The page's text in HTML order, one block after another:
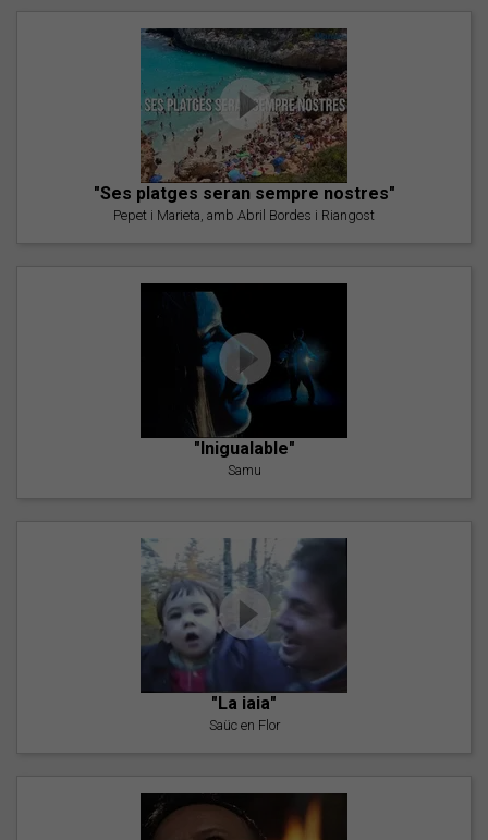
"Ses platges seran sempre nostres"
Pepet i Marieta, amb Abril Bordes i Riangost
"Inigualable"
Samu
"La iaia"
Saüc en Flor